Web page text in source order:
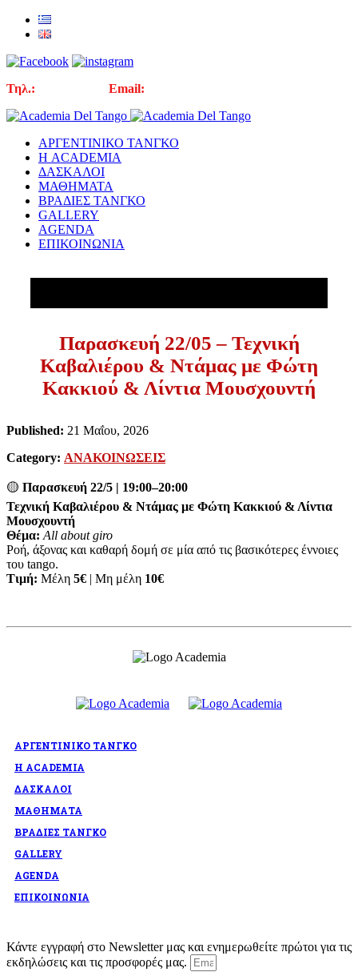
Τηλ.: Email:
ΑΡΓΕΝΤΙΝΙΚΟ ΤΑΝΓΚΟ
Η ACADEMIA
ΔΑΣΚΑΛΟΙ
ΜΑΘΗΜΑΤΑ
ΒΡΑΔΙΕΣ ΤΑΝΓΚΟ
GALLERY
AGENDA
ΕΠΙΚΟΙΝΩΝΙΑ
Παρασκευή 22/05 – Τεχνική
Καβαλιέρου & Ντάμας με Φώτη
Κακκιού & Λίντια Μουσχουντή
Published: 21 Μαΐου, 2026
Category: ΑΝΑΚΟΙΝΩΣΕΙΣ
🟡 Παρασκευή 22/5 | 19:00–20:00
Τεχνική Καβαλιέρου & Ντάμας με Φώτη Κακκιού & Λίντια
Μουσχουντή
Θέμα: All about giro
Ροή, άξονας και καθαρή δομή σε μία από τις βασικότερες έννοιες
του tango.
Τιμή: Μέλη 5€ | Μη μέλη 10€
ΑΡΓΕΝΤΙΝΙΚΟ ΤΑΝΓΚΟ
Η ACADEMIA
ΔΑΣΚΑΛΟΙ
ΜΑΘΗΜΑΤΑ
ΒΡΑΔΙΕΣ ΤΑΝΓΚΟ
GALLERY
AGENDA
ΕΠΙΚΟΙΝΩΝΙΑ
Κάντε εγγραφή στο Newsletter μας και ενημερωθείτε πρώτοι για τις
εκδηλώσεις και τις προσφορές μας.